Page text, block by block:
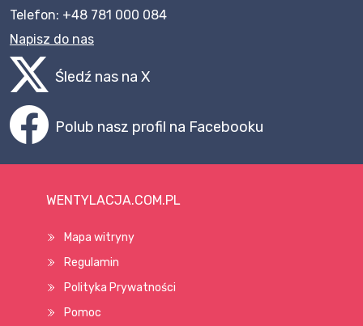
Telefon: +48 781 000 084
Napisz do nas
Śledź nas na X
Polub nasz profil na Facebooku
WENTYLACJA.COM.PL
Mapa witryny
Regulamin
Polityka Prywatności
Pomoc